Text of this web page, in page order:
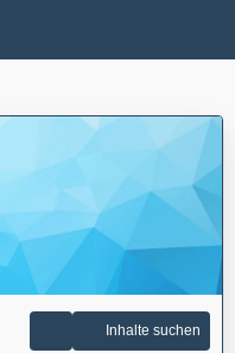
Inhalte suchen